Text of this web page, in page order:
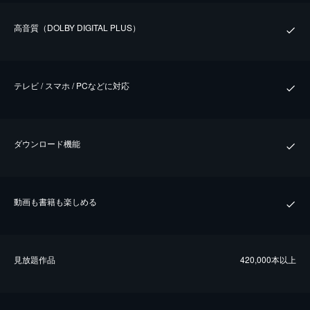
⾼⾳質（DOLBY DIGITAL PLUS）
テレビ / スマホ / PCなどに対応
ダウンロード機能
動画も書籍も楽しめる
⾒放題作品 420,000本以上